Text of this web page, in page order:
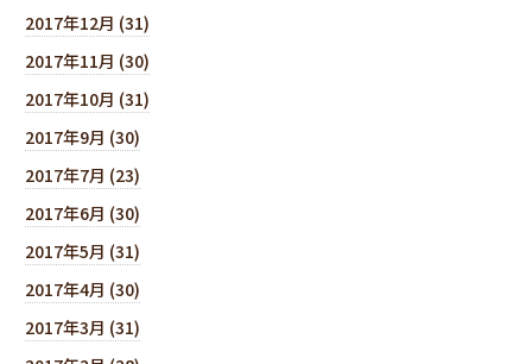
2017年12月 (31)
2017年11月 (30)
2017年10月 (31)
2017年9月 (30)
2017年7月 (23)
2017年6月 (30)
2017年5月 (31)
2017年4月 (30)
2017年3月 (31)